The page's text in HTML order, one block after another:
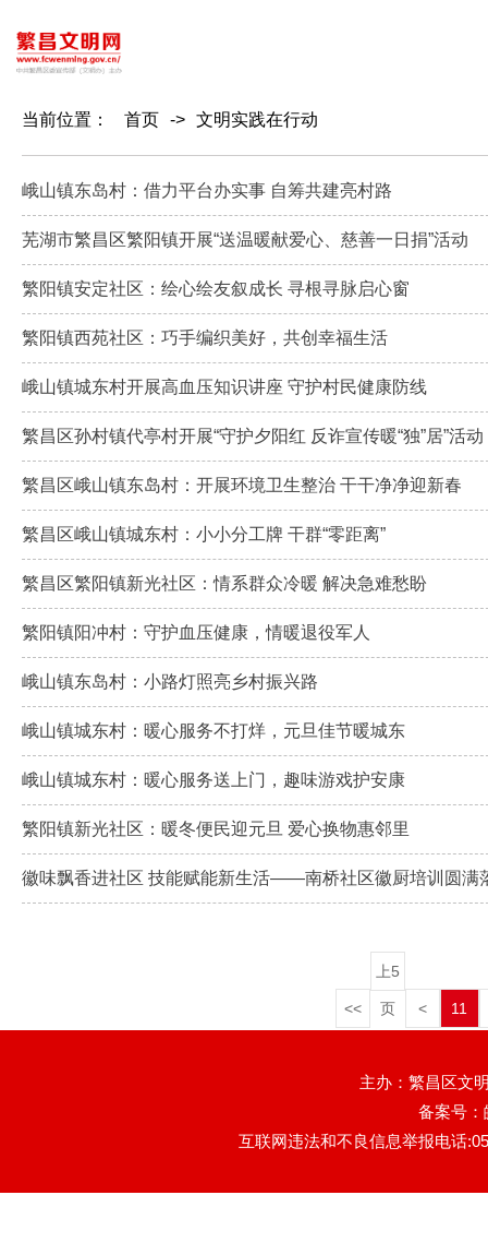
当前位置： 首页 -> 文明实践在行动
峨山镇东岛村：借力平台办实事 自筹共建亮村路
芜湖市繁昌区繁阳镇开展“送温暖献爱心、慈善一日捐”活动
繁阳镇安定社区：绘心绘友叙成长 寻根寻脉启心窗
繁阳镇西苑社区：巧手编织美好，共创幸福生活
峨山镇城东村开展高血压知识讲座 守护村民健康防线
繁昌区孙村镇代亭村开展“守护夕阳红 反诈宣传暖“独”居”活动
繁昌区峨山镇东岛村：开展环境卫生整治 干干净净迎新春
繁昌区峨山镇城东村：小小分工牌 干群“零距离”
繁昌区繁阳镇新光社区：情系群众冷暖 解决急难愁盼
繁阳镇阳冲村：守护血压健康，情暖退役军人
峨山镇东岛村：小路灯照亮乡村振兴路
峨山镇城东村：暖心服务不打烊，元旦佳节暖城东
峨山镇城东村：暖心服务送上门，趣味游戏护安康
繁阳镇新光社区：暖冬便民迎元旦 爱心换物惠邻里
徽味飘香进社区 技能赋能新生活——南桥社区徽厨培训圆满
<<
上5
页 < 11
主办：繁昌区文
备案号：
互联网违法和不良信息举报电话